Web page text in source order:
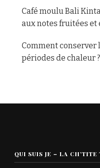
Café moulu Bali
aux notes fruitées et
Comment conserver
périodes de chaleur ?
QUI SUIS JE – LA CH’TITE